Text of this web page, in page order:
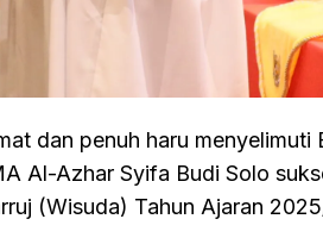
dan penuh haru menyelimuti
Al-Azhar Syifa Budi Solo
(Wisuda) Tahun Ajaran